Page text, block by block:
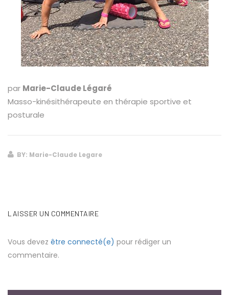
par Marie-Claude Légaré
Masso-kinésithérapeute en thérapie sportive et
posturale
BY: Marie-Claude Legare
LAISSER UN COMMENTAIRE
Vous devez être connecté(e) pour rédiger un
commentaire.